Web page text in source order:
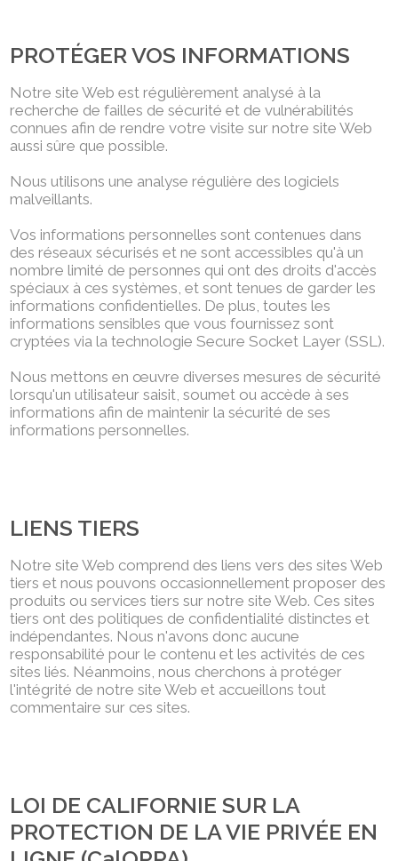
PROTÉGER VOS INFORMATIONS
Notre site Web est régulièrement analysé à la
recherche de failles de sécurité et de vulnérabilités
connues afin de rendre votre visite sur notre site Web
aussi sûre que possible.
Nous utilisons une analyse régulière des logiciels
malveillants.
Vos informations personnelles sont contenues dans
des réseaux sécurisés et ne sont accessibles qu'à un
nombre limité de personnes qui ont des droits d'accès
spéciaux à ces systèmes, et sont tenues de garder les
informations confidentielles. De plus, toutes les
informations sensibles que vous fournissez sont
cryptées via la technologie Secure Socket Layer (SSL).
Nous mettons en œuvre diverses mesures de sécurité
lorsqu'un utilisateur saisit, soumet ou accède à ses
informations afin de maintenir la sécurité de ses
informations personnelles.
LIENS TIERS
Notre site Web comprend des liens vers des sites Web
tiers et nous pouvons occasionnellement proposer des
produits ou services tiers sur notre site Web. Ces sites
tiers ont des politiques de confidentialité distinctes et
indépendantes. Nous n'avons donc aucune
responsabilité pour le contenu et les activités de ces
sites liés. Néanmoins, nous cherchons à protéger
l'intégrité de notre site Web et accueillons tout
commentaire sur ces sites.
LOI DE CALIFORNIE SUR LA
PROTECTION DE LA VIE PRIVÉE EN